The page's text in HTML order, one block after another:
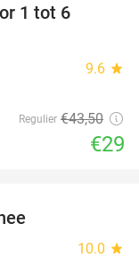
1 tot 6
9.6 star
Regulier €43,50
€29
10.0 star